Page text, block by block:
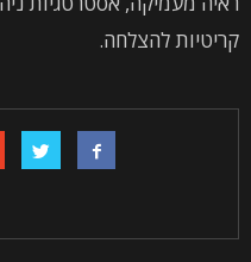
קריטיות להצלחה.